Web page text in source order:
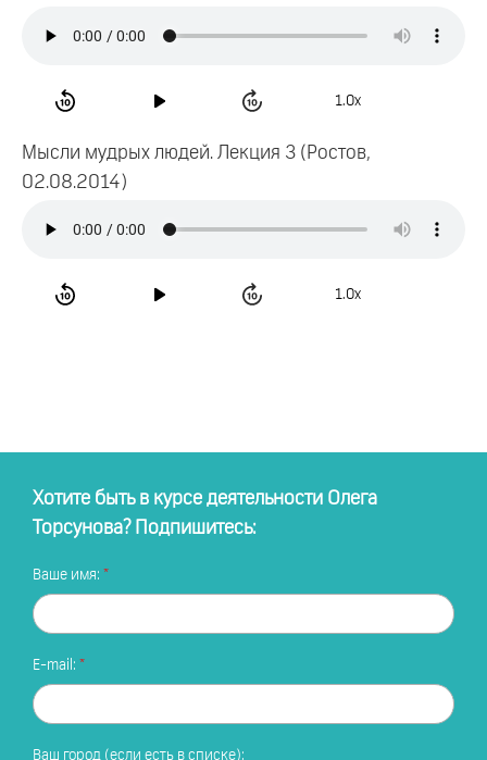
1.0x
Мысли мудрых людей. Лекция 3 (Ростов,
02.08.2014)
1.0x
Хотите быть в курсе деятельности Олега
Торсунова? Подпишитесь:
Ваше имя:
E-mail:
Ваш город (если есть в списке):